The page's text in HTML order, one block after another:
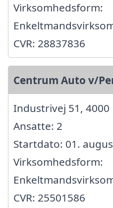
Virksomhedsform:
CVR: 28837836
Centrum Auto v/
Industrivej 51, 4000
Ansatte: 2
Startdato: 01.
Virksomhedsform:
CVR: 25501586